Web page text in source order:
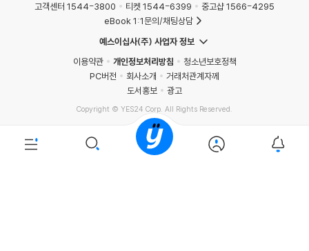
고객센터 1544-3800 티켓 1544-6399
중고샵 1566-4295
eBook 1:1문의/채팅상담
예스이십사(주) 사업자 정보
이용약관
개인정보처리방침
청소년보호정책
PC버전
회사소개
거래처관계자께
도서홍보
광고
Copyright © YES24 Corp. All Rights Reserved.